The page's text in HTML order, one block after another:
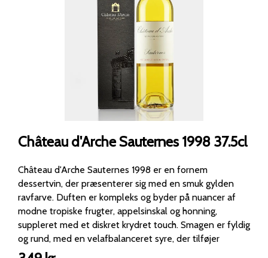
Château d'Arche Sauternes 1998 37.5cl
Château d'Arche Sauternes 1998 er en fornem
dessertvin, der præsenterer sig med en smuk gylden
ravfarve. Duften er kompleks og byder på nuancer af
modne tropiske frugter, appelsinskal og honning,
suppleret med et diskret krydret touch. Smagen er fyldig
og rund, med en velafbalanceret syre, der tilføjer
friskhed til vinens sødme og fylde. Eftersmagen er